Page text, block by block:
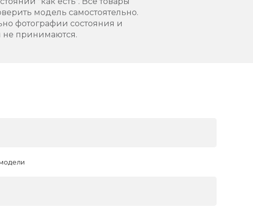
модель самостоятельно.
фотографии состояния и
не принимаются.